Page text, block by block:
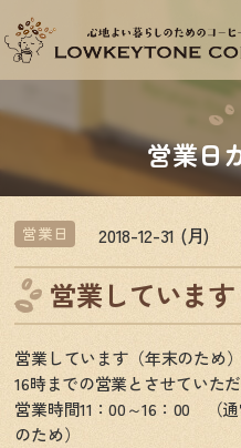
営業日
営業日 2018-12-31 (月)
営業しています
営業しています（年末のため）
16時までの営業とさせていただ
営業時間11：00～16：00 （
のため）